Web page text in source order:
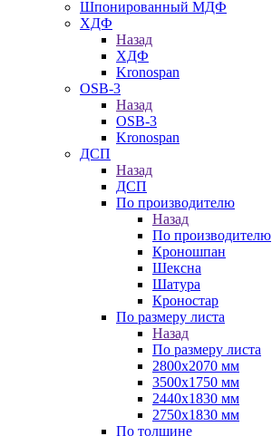
Шпонированный МДФ
ХДФ
Назад
ХДФ
Kronospan
OSB-3
Назад
OSB-3
Kronospan
ДСП
Назад
ДСП
По производителю
Назад
По производителю
Кроношпан
Шексна
Шатура
Кроностар
По размеру листа
Назад
По размеру листа
2800х2070 мм
3500х1750 мм
2440х1830 мм
2750х1830 мм
По толщине